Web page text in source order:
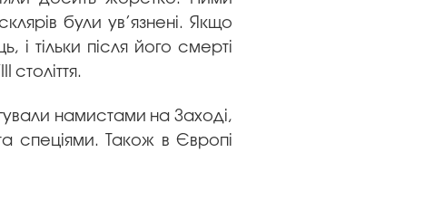
були ув’язнені. Якщо
тільки після його смерті
століття.
намистами на Заході,
спеціями. Також в Європі